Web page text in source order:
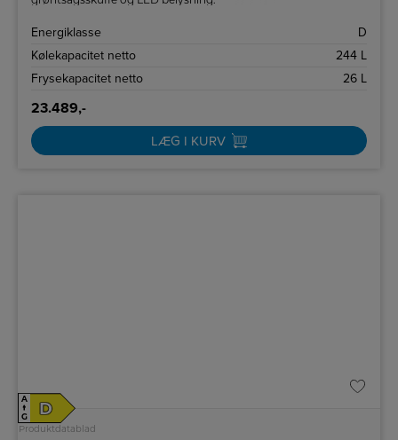
Energiklasse
D
Kølekapacitet netto
244 L
Frysekapacitet netto
26 L
23.489,-
LÆG I KURV
A
↑
G
D
Produktdatablad